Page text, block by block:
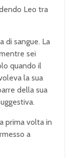
Leo tra
di sangue. La
sei
quando il
la sua
della sua
prima volta in
a